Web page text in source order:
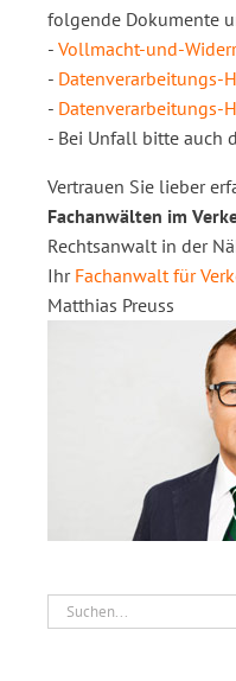
folgende Dokumente
- Vollmacht-und-
- Datenverarbeitungs-
- Datenverarbeitungs-
- Bei Unfall bitte auch
Vertrauen Sie lieber
Fachanwälten im
Rechtsanwalt in der
Ihr Fachanwalt für
Matthias Preuss
Suche